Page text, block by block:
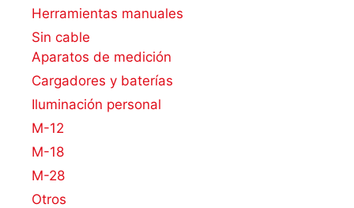
Herramientas manuales
Sin cable
Aparatos de medición
Cargadores y baterías
Iluminación personal
M-12
M-18
M-28
Otros